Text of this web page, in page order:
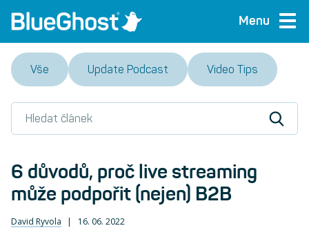
Menu
Vše Update Podcast Video Tips
6 důvodů, proč live streaming
může podpořit (nejen) B2B
David Ryvola 16. 06. 2022